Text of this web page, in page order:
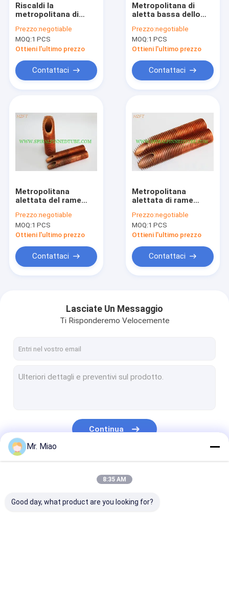
Prodotti
Circa noi
Giro della fabbrica
Richieda una citazione
tubo alettato a spirale
Tubo di aletta di alluminio
Alta metropolitana di aletta
Scambiatore di calore della bobina dell'aletta
Bobina del tubo di rame
Riscaldi la
metropolitana di
flessibile conduttiva
per lo scaldabagno
Tankless/tubi di
Prezzo:negotiable
MOQ:1 PCS
Ottieni l'ultimo prezzo
Contattaci
Metropolitana di
aletta bassa dello
calore di resistenza
termica per
ingegneria
Prezzo:negotiable
MOQ:1 PCS
Ottieni l'ultimo prezzo
Contattaci
Metropolitana
alettata del rame
condensatori del gas
di combustione per
gli scopi di
d'avvolgimento
Prezzo:negotiable
MOQ:1 PCS
Ottieni l'ultimo prezzo
Contattaci
Metropolitana
alettata di rame
termica flessibile per
ingegneria
automobilistica
Prezzo:negotiable
MOQ:1 PCS
Ottieni l'ultimo prezzo
Contattaci
Lasciate Un Messaggio
Ti Risponderemo Velocemente
Continua
Mr. Miao
8:35 AM
Good day, what product are you looking for?